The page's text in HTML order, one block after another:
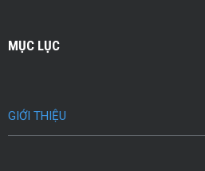
MỤC LỤC
GIỚI THIỆU